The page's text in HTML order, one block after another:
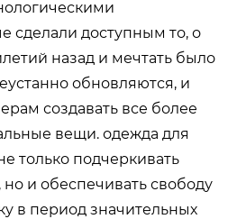
сделали доступным то, о
назад и мечтать было
обновляются, и
создавать все более
вещи. одежда для
только подчеркивать
и обеспечивать свободу
в период значительных